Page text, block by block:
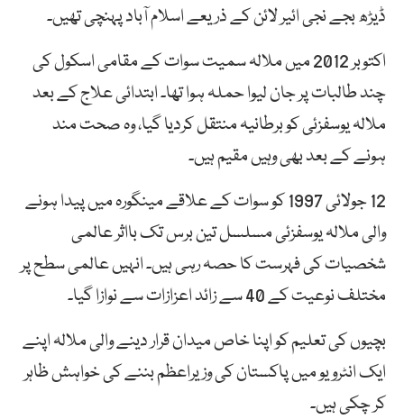
ڈیڑھ بجے نجی ائیر لائن کے ذریعے اسلام آباد پہنچی تھیں۔
اکتوبر 2012 میں ملالہ سمیت سوات کے مقامی اسکول کی
چند طالبات پر جان لیوا حملہ ہوا تھا۔ ابتدائی علاج کے بعد
ملالہ یوسفزئی کو برطانیہ منتقل کردیا گیا، وہ صحت مند
ہونے کے بعد بھی وہیں مقیم ہیں۔
12 جولائی 1997 کو سوات کے علاقے مینگورہ میں پیدا ہونے
والی ملالہ یوسفزئی مسلسل تین برس تک بااثر عالمی
شخصیات کی فہرست کا حصہ رہی ہیں۔ انہیں عالمی سطح پر
مختلف نوعیت کے 40 سے زائد اعزازات سے نوازا گیا۔
بچیوں کی تعلیم کو اپنا خاص میدان قرار دینے والی ملالہ اپنے
ایک انٹرویو میں پاکستان کی وزیراعظم بننے کی خواہش ظاہر
کر چکی ہیں۔